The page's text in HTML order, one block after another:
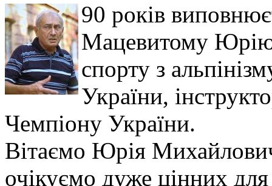
90 років
Мацевитому
спорту з
України,
Чемпіону України.
Вітаємо Юрія
очікуємо дуже цінних